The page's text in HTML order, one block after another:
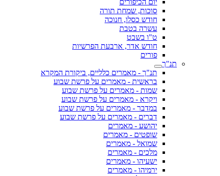
יום הכיפורים
סוכות, שמחת תורה
חודש כסלו, חנוכה
עשרה בטבת
ט"ו בשבט
חודש אדר, ארבעת הפרשיות
פורים
תנ"ך
תנ"ך - מאמרים כלליים, ביקורת המקרא
בראשית - מאמרים על פרשת שבוע
שמות - מאמרים על פרשת שבוע
ויקרא - מאמרים על פרשת שבוע
במדבר - מאמרים על פרשת שבוע
דברים - מאמרים על פרשת שבוע
יהושע - מאמרים
שופטים - מאמרים
שמואל - מאמרים
מלכים - מאמרים
ישעיהו - מאמרים
ירמיהו - מאמרים